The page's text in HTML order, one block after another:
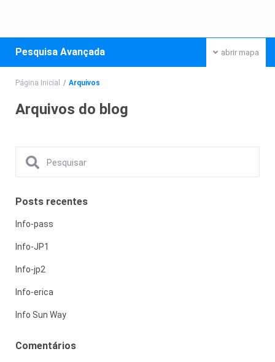
abrir mapa
Pesquisa Avançada
Página Inicial Arquivos
Arquivos do blog
Posts recentes
Info-pass
Info-JP1
Info-jp2
Info-erica
Info Sun Way
Comentários